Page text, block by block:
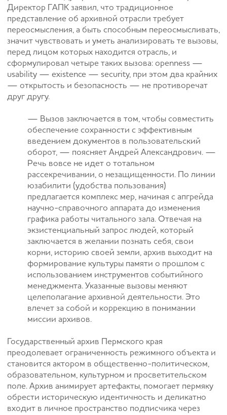
Директор ГАПК заявил, что традиционное
представление об архивной отрасли требует
переосмысления, а быть способным переосмысливать,
значит чувствовать и уметь анализировать те вызовы,
перед лицом которых находится отрасль, и
сформулировал четыре таких вызова: openness —
usability — existence — security, при этом два крайних
— открытость и безопасность — не противоречат
друг другу.
— Вызов заключается в том, чтобы совместить
обеспечение сохранности с эффективным
введением документов в пользовательский
оборот, — поясняет Андрей Александрович. —
Речь вовсе не идет о тотальном
рассекречивании, о незащищенности. По линии
юзабилити (удобства пользования)
предлагается комплекс мер, начиная с апгрейда
научно-справочного аппарата до изменения
графика работы читального зала. Отвечая на
экзистенциальный запрос людей, который
заключается в желании познать себя, свои
корни, историю своей земли, архив выходит на
формирование культуры памяти о прошлом с
использованием инструментов событийного
менеджмента. Указанные вызовы меняют
целеполагание архивной деятельности. Это
влечет за собой и коррекцию в понимании
миссии архивов.
Государственный архив Пермского края
преодолевает ограниченность режимного объекта и
становится актором в общественно-политическом,
образовательном, культурном и просветительском
поле. Архив анимирует артефакты, помогает пермяку
обрести историческую идентичность и деликатно
входит в личное пространство подписчика через